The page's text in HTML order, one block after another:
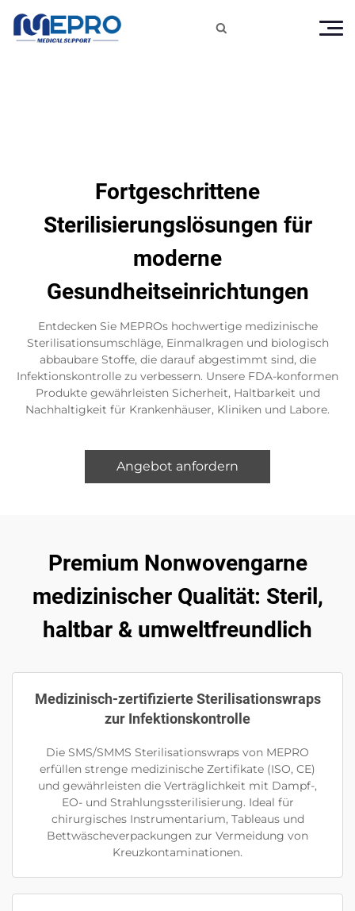

Fortgeschrittene
Sterilisierungslösungen für
moderne
Gesundheitseinrichtungen
Entdecken Sie MEPROs hochwertige medizinische
Sterilisationsumschläge, Einmalkragen und biologisch
abbaubare Stoffe, die darauf abgestimmt sind, die
Infektionskontrolle zu verbessern. Unsere FDA-konformen
Produkte gewährleisten Sicherheit, Haltbarkeit und
Nachhaltigkeit für Krankenhäuser, Kliniken und Labore.
Angebot anfordern
Premium Nonwovengarne
medizinischer Qualität: Steril,
haltbar & umweltfreundlich
Medizinisch-zertifizierte Sterilisationswraps
zur Infektionskontrolle
Die SMS/SMMS Sterilisationswraps von MEPRO
erfüllen strenge medizinische Zertifikate (ISO, CE)
und gewährleisten die Verträglichkeit mit Dampf-,
EO- und Strahlungssterilisierung. Ideal für
chirurgisches Instrumentarium, Tableaus und
Bettwäscheverpackungen zur Vermeidung von
Kreuzkontaminationen.